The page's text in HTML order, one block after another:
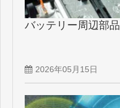
バッテリー周辺部品
2026年05月15日